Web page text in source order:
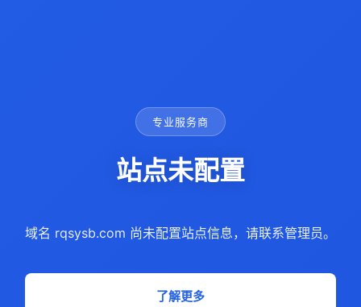
专业服务商
站点未配置
域名 rqsysb.com 尚未配置站点信息，请联系管理员。
了解更多